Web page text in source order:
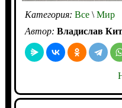
Категория: Все\Мир
Автор: Владислав